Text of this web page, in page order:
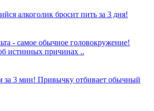
алкоголик бросит пить за 3 дня!
- самое обычное головокружение!
истинных причинах ..
за 3 мин! Привычку отбивает обычный